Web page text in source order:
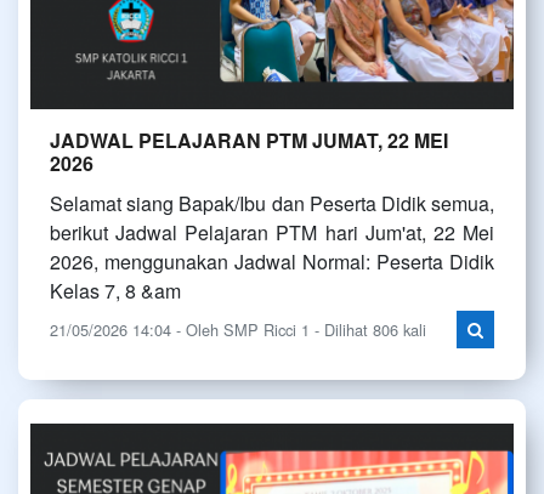
JADWAL PELAJARAN PTM JUMAT, 22 MEI
2026
Selamat siang Bapak/Ibu dan Peserta Didik semua,
berikut Jadwal Pelajaran PTM hari Jum'at, 22 Mei
2026, menggunakan Jadwal Normal: Peserta Didik
Kelas 7, 8 &am
21/05/2026 14:04 - Oleh SMP Ricci 1 - Dilihat 806 kali